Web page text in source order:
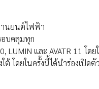
านยนต์ไฟฟ้า
อบคลุมทุก
LUMIN และ AVATR 11 โดย
ต้ โดยในครั้งนี้ได้นำร่องเปิด